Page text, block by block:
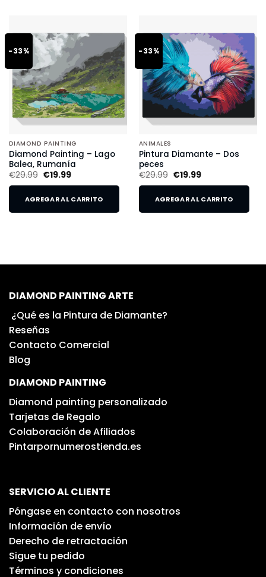
-33%
DIAMOND PAINTING
Diamond Painting – Lago
Balea, Rumanía
€29.99 €19.99
AGREGAR AL CARRITO
-33%
ANIMALES
Pintura Diamante – Dos
peces
€29.99 €19.99
AGREGAR AL CARRITO
DIAMOND PAINTING ARTE
¿Qué es la Pintura de Diamante?
Reseñas
Contacto Comercial
Blog
DIAMOND PAINTING
Diamond painting personalizado
Tarjetas de Regalo
Colaboración de Afiliados
Pintarpornumerostienda.es
SERVICIO AL CLIENTE
Póngase en contacto con nosotros
Información de envío
Derecho de retractación
Sigue tu pedido
Términos y condiciones